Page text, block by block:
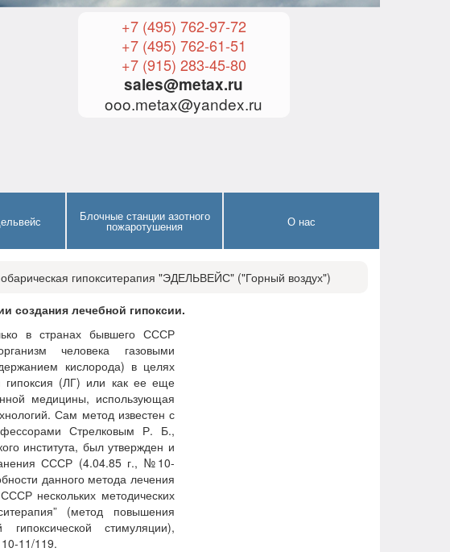
+7 (495) 762-97-72
+7 (495) 762-61-51
+7 (915) 283-45-80
sales@metax.ru
ooo.metax@yandex.ru
Блочные станции азотного
пожаротушения О нас
гипокситерапия "ЭДЕЛЬВЕЙС" ("Горный воздух")
создания лечебной гипоксии.
в странах бывшего СССР
человека газовыми
кислорода) в целях
гипоксия (ЛГ) или как ее еще
медицины, использующая
Сам метод известен с
Стрелковым Р. Б.,
института, был утвержден и
СССР (4.04.85 г., №10-
данного метода лечения
нескольких методических
(метод повышения
стимуляции),
11/119.